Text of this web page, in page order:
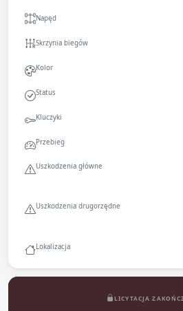
Napęd
Skrzynia biegów
Kolor
Status
Kluczyki
Przebieg
Uszkodzenia główne
Uszkodzenia drugorzędne
Lokalizacja
LICYTACJA